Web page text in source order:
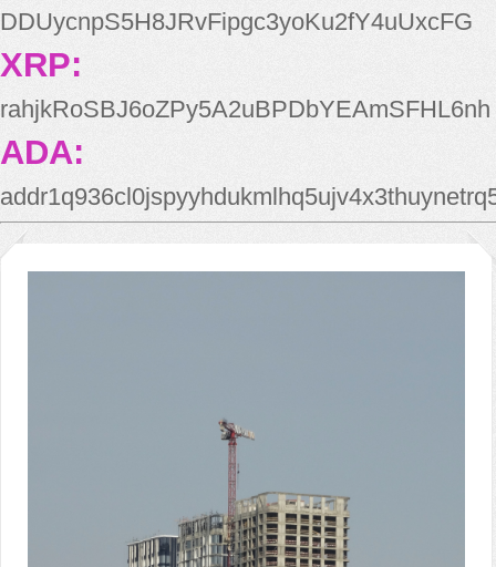
DDUycnpS5H8JRvFipgc3yoKu2fY4uUxcFG
XRP:
rahjkRoSBJ6oZPy5A2uBPDbYEAmSFHL6nh
ADA: